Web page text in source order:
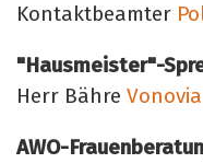
Kontaktbeamter
"Hausmeister"-
Herr Bähre Vonovia
AWO-